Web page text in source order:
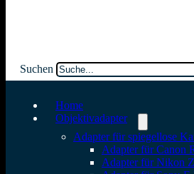
Suchen
Home
Objektivadapter
Adapter für spiegellose
Adapter für Canon
Adapter für Nikon